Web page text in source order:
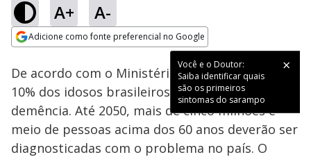
A+ A-
Adicione como fonte preferencial no Google
Você e o Doutor:
Saiba identificar quais
são os primeiros
sintomas do sarampo
Ativar
Loaded :
15.04%
De acordo com o Ministério da Saúde, quase
10% dos idosos brasileiros convivem com a
demência. Até 2050, mais de cinco milhões e
meio de pessoas acima dos 60 anos deverão ser
diagnosticadas com o problema no país. O